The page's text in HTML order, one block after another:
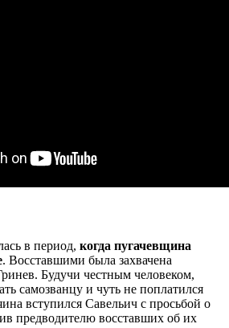
в период, когда пугачевщина
. Восставшими была захвачена
Будучи честным человеком,
самозванцу и чуть не поплатился
вступился Савельич с просьбой о
предводителю восставших об их